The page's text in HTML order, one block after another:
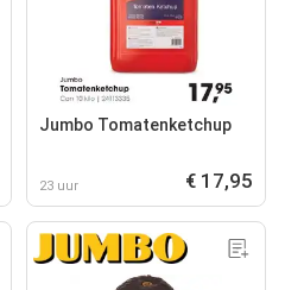
Jumbo Tomatenketchup
23 uur € 17,95